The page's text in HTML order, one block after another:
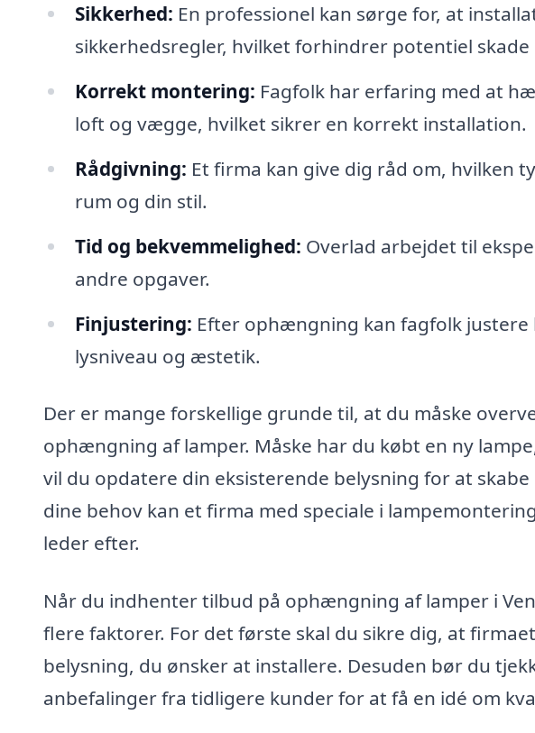
Sikkerhed: En professionel kan sørge for, at
sikkerhedsregler, hvilket forhindrer potentiel skade
Korrekt montering: Fagfolk har erfaring med at
loft og vægge, hvilket sikrer en korrekt installation.
Rådgivning: Et firma kan give dig råd om, hvilken
rum og din stil.
Tid og bekvemmelighed: Overlad arbejdet til
andre opgaver.
Finjustering: Efter ophængning kan fagfolk
lysniveau og æstetik.
Der er mange forskellige grunde til, at du måske
ophængning af lamper. Måske har du købt en ny
vil du opdatere din eksisterende belysning for at
dine behov kan et firma med speciale i
leder efter.
Når du indhenter tilbud på ophængning af lamper i
flere faktorer. For det første skal du sikre dig, at
belysning, du ønsker at installere. Desuden bør du
anbefalinger fra tidligere kunder for at få en idé om